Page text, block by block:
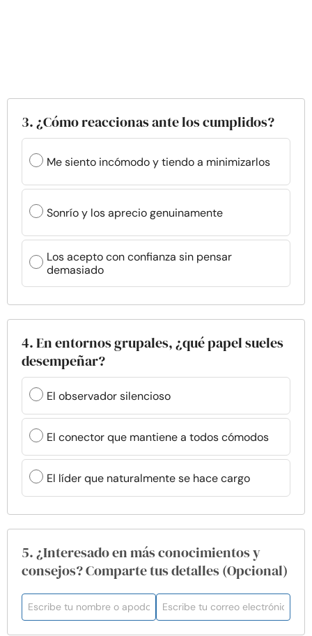
3. ¿Cómo reaccionas ante los cumplidos?
Me siento incómodo y tiendo a minimizarlos
Sonrío y los aprecio genuinamente
Los acepto con confianza sin pensar
demasiado
4. En entornos grupales, ¿qué papel sueles
desempeñar?
El observador silencioso
El conector que mantiene a todos cómodos
El líder que naturalmente se hace cargo
5. ¿Interesado en más conocimientos y
consejos? Comparte tus detalles (Opcional)